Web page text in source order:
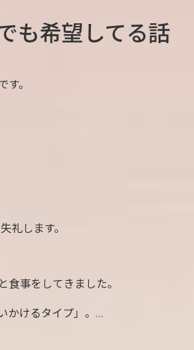
も希望してる話
。
礼します。
食事をしてきました。
かけるタイプ」。…